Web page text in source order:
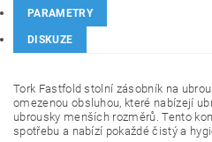
PARAMETRY
DISKUZE
Tork Fastfold stolní zásobník na
omezenou obsluhou, které nabízejí
ubrousky menších rozměrů. Tento
spotřebu a nabízí pokaždé čistý a